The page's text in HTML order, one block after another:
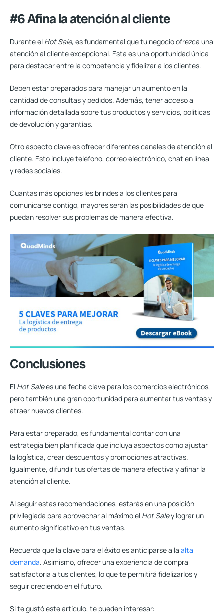
#6 Afina la atención al cliente
Durante el Hot Sale, es fundamental que tu negocio ofrezca una
atención al cliente excepcional. Esta es una oportunidad única
para destacar entre la competencia y fidelizar a los clientes.
Deben estar preparados para manejar un aumento en la
cantidad de consultas y pedidos. Además, tener acceso a
información detallada sobre tus productos y servicios, políticas
de devolución y garantías.
Otro aspecto clavees ofrecer diferentes canales de atención al
cliente. Esto incluye teléfono, correo electrónico, chat en línea
y redes sociales.
Cuantas más opciones les brindes a los clientes para
comunicarse contigo, mayores serán las posibilidades de que
puedan resolver sus problemas de manera efectiva.
Conclusiones
El Hot Salees una fecha clave para los comercios electrónicos,
pero también una gran oportunidad para aumentar tus ventas y
atraer nuevos clientes.
Para estar preparado, es fundamental contar con una
estrategia bien planificada que incluya aspectos como ajustar
la logística, crear descuentos y promociones atractivas.
Igualmente, difundir tus ofertas de manera efectiva y afinar la
atención al cliente.
Al seguir estas recomendaciones, estarás en una posición
privilegiada para aprovechar al máximo el Hot Saley lograr un
aumento significativo en tus ventas.
Recuerda que la clave para el éxito es anticiparse a la alta
demanda. Asimismo, ofrecer una experiencia de compra
satisfactoria a tus clientes, lo que te permitirá fidelizarlos y
seguir creciendo en el futuro.
Si te gustó este artículo, te pueden interesar: